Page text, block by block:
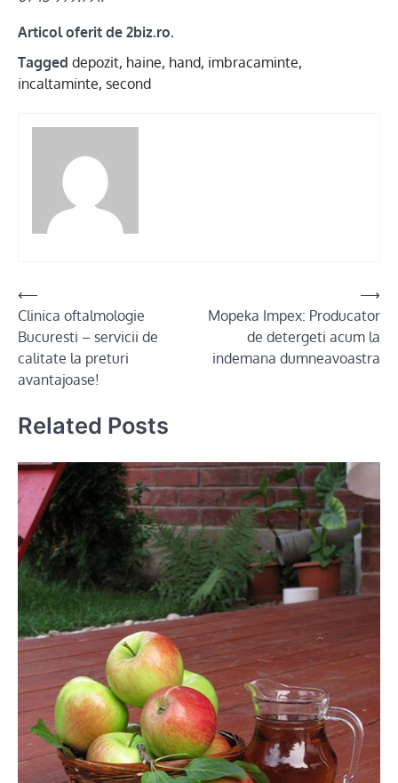
Articol oferit de 2biz.ro.
Tagged depozit, haine, hand, imbracaminte,
incaltaminte, second
Post
navigation
⟵
Clinica oftalmologie
Bucuresti – servicii de
calitate la preturi
avantajoase!
Mopeka Impex: Producator
de detergeti acum la
indemana dumneavoastra
⟶
Related Posts